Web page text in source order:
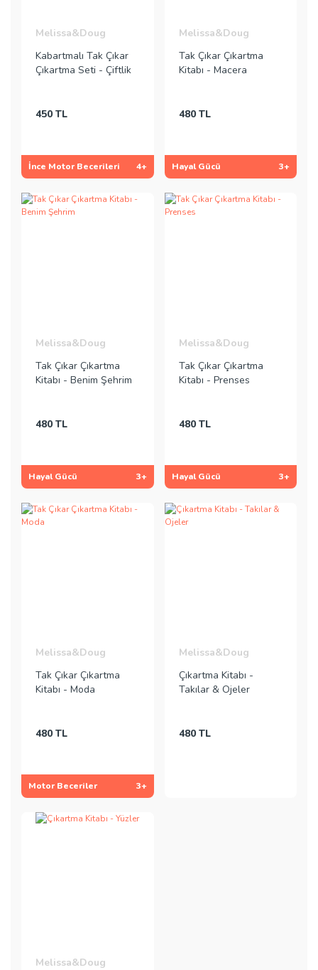
Melissa&Doug
Kabartmalı Tak Çıkar
Çıkartma Seti - Çiftlik
450 TL
İnce Motor Becerileri 4+
Melissa&Doug
Tak Çıkar Çıkartma
Kitabı - Macera
480 TL
Hayal Gücü 3+
Melissa&Doug
Tak Çıkar Çıkartma
Kitabı - Benim Şehrim
480 TL
Hayal Gücü 3+
Melissa&Doug
Tak Çıkar Çıkartma
Kitabı - Prenses
480 TL
Hayal Gücü 3+
Melissa&Doug
Tak Çıkar Çıkartma
Kitabı - Moda
480 TL
Motor Beceriler 3+
Melissa&Doug
Çıkartma Kitabı -
Takılar & Ojeler
480 TL
Melissa&Doug